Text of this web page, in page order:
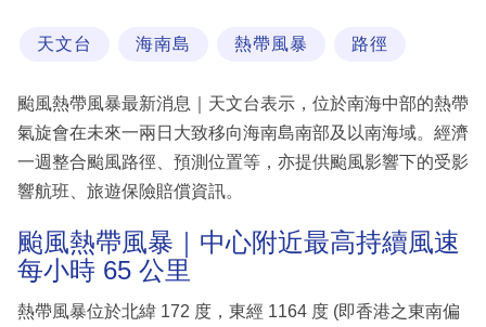
場
生
活
時
事
專
欄
訂
天文台 海南島 熱帶風暴 路徑
颱風熱帶風暴最新消息｜天文台表示，位於南海中部的熱帶
氣旋會在未來一兩日大致移向海南島南部及以南海域。經濟
一週整合颱風路徑、預測位置等，亦提供颱風影響下的受影
響航班、旅遊保險賠償資訊。
颱風熱帶風暴｜中心附近最高持續風速
每小時 65 公里
熱帶風暴位於北緯 172 度，東經 1164 度 (即香港之東南偏